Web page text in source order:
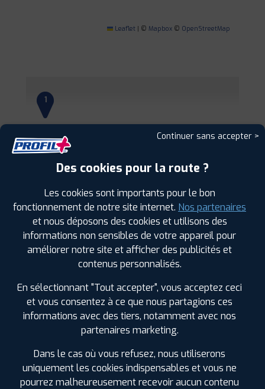
Leaflet | © Mapbox © OpenStreetMap
1
PROFIL PLUS
36 AVENUE DE PARIS
0549772300
| +D'INFOS
2
PROFIL PLUSCHAURAY
640 ROUTE DE PARIS79180 CHAURAY
3
24 RUE ARISTIDE BERGES 17180 PERIGNY
0546500499
HORAIRES | +D'INFOS
Continuer sans accepter >
Des cookies pour la route ?
Les cookies sont importants pour le bon
fonctionnement de notre site internet. Nos partenaires
et nous déposons des cookies et utilisons des
informations non sensibles de votre appareil pour
améliorer notre site et afficher des publicités et
contenus personnalisés.
En sélectionnant "Tout accepter", vous acceptez ceci
et vous consentez à ce que nous partagions ces
informations avec des tiers, notamment avec nos
partenaires marketing.
Dans le cas où vous refusez, nous utiliserons
uniquement les cookies indispensables et vous ne
pourrez malheureusement recevoir aucun contenu